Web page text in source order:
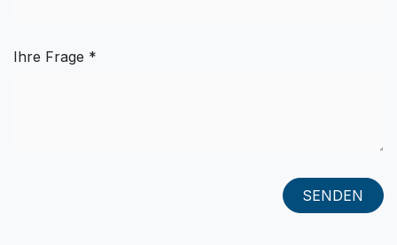
Ihre Frage *
SENDEN